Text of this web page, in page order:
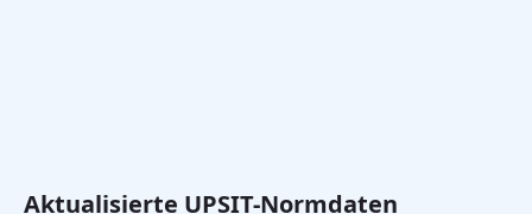
Aktualisierte UPSIT-Normdaten